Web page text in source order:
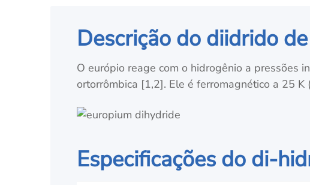
Descrição do diidrido
O európio reage com o hidrogênio a pressões
ortorrômbica [1,2]. Ele é ferromagnético a 25
Especificações do di-